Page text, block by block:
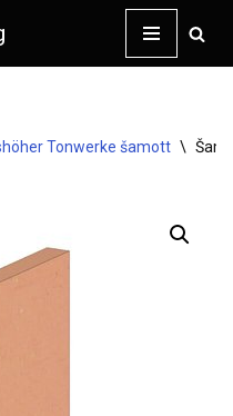
Tonwerke šamott \